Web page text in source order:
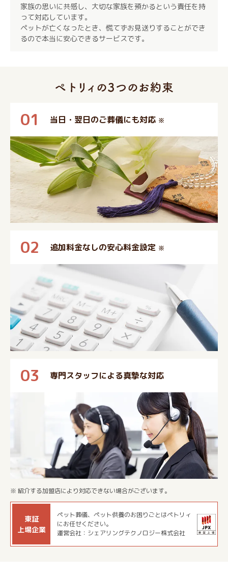
家族の思いに共感し、大切な家族を預かるという責任を持
って対応しています。
ペットが亡くなったとき、慌てずお見送りすることができ
るので本当に安心できるサービスです。
01 当日・翌日のご葬儀にも対応 ※
02 追加料金なしの安心料金設定 ※
03 専門スタッフによる真摯な対応
※ 紹介する加盟店により対応できない場合がございます。
東証
上場企業
ペット葬儀、ペット供養のお困りごとはペトリィ
にお任せください。
運営会社：シェアリングテクノロジー株式会社